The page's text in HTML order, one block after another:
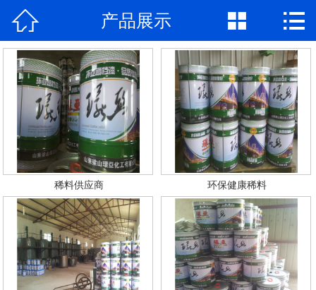
网站首页
公司简介
产品展示
新闻动态
荣誉资质
厂房厂景
合作案例
联系我们
 产品展示  
稀料供应商 环保健康稀料